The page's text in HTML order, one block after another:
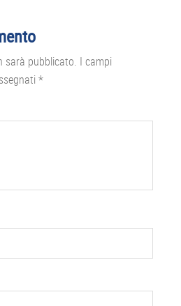
sarà pubblicato. I campi
*